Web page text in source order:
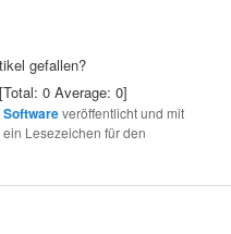
gefallen?
[Total: 0 Average: 0]
Softwareveröffentlicht und mit
Lesezeichen für den